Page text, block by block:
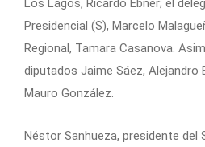
Los Lagos, Ricardo Ebner; el
Presidencial (S), Marcelo
Regional, Tamara Casanova.
diputados Jaime Sáez, Alejandro
Mauro González.
Néstor Sanhueza, presidente del